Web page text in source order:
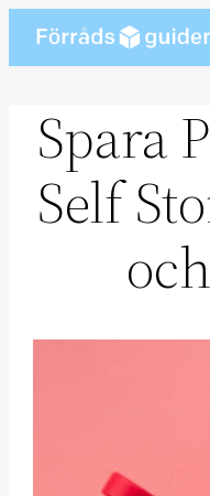
Spara
Self